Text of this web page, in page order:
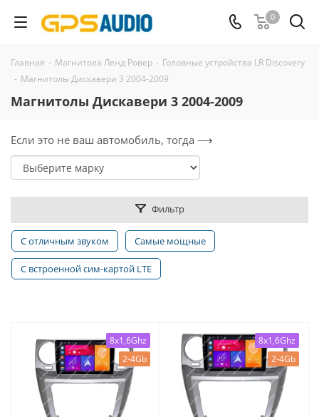
0
Главная - Магнитола Ленд Ровер - Головные устройства LR Discovery
- Магнитолы Дискавери 3 2004-2009
Магнитолы Дискавери 3 2004-2009
Если это не ваш автомобиль, тогда ⟶
Фильтр
С отличным звуком Самые мощные
С встроенной сим-картой LTE
8x1,6Ghz
2-4Gb
8x1,6Ghz
2-4Gb